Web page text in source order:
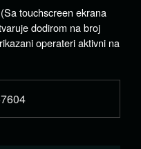
touchscreen ekrana
dodirom na broj
operateri aktivni na